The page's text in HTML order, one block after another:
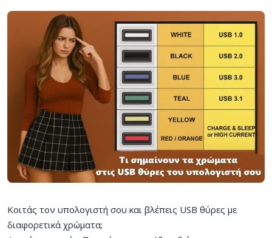
Κοιτάς τον υπολογιστή σου και βλέπεις USB θύρες με
διαφορετικά χρώματα;